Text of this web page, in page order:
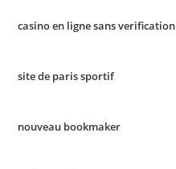
casino en ligne sans verification
site de paris sportif
nouveau bookmaker